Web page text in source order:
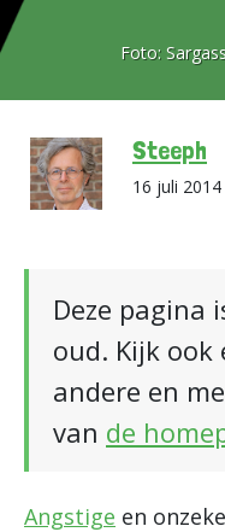
Foto:
Steeph
16 juli 2014
Deze pagina
oud. Kijk ook
andere en
van de
Angstige en